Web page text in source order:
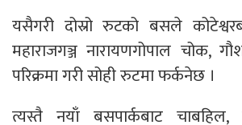
यसैगरी दोस्रो रुटको बसले
महाराजगञ्ज नारायणगोपाल चोक,
परिक्रमा गरी सोही रुटमा फर्कनेछ ।
त्यस्तै नयाँ बसपार्कबाट